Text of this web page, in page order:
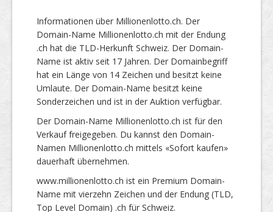
Informationen über Millionenlotto.ch. Der
Domain-Name Millionenlotto.ch mit der Endung
.ch hat die TLD-Herkunft Schweiz. Der Domain-
Name ist aktiv seit 17 Jahren. Der Domainbegriff
hat ein Länge von 14 Zeichen und besitzt keine
Umlaute. Der Domain-Name besitzt keine
Sonderzeichen und ist in der Auktion verfügbar.
Der Domain-Name Millionenlotto.ch ist für den
Verkauf freigegeben. Du kannst den Domain-
Namen Millionenlotto.ch mittels «Sofort kaufen»
dauerhaft übernehmen.
www.millionenlotto.ch ist ein Premium Domain-
Name mit vierzehn Zeichen und der Endung (TLD,
Top Level Domain) .ch für Schweiz.